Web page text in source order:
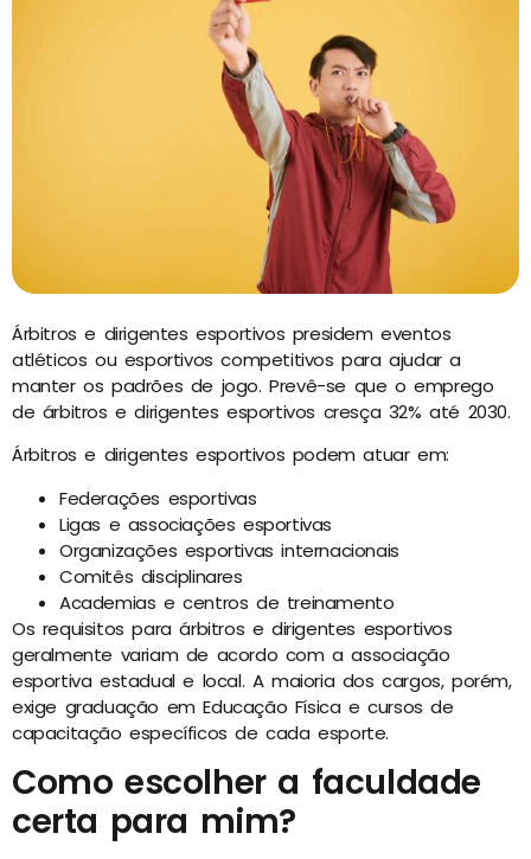
Árbitros e dirigentes esportivos presidem eventos
atléticos ou esportivos competitivos para ajudar a
manter os padrões de jogo. Prevê-se que o emprego
de árbitros e dirigentes esportivos cresça 32% até 2030.
Árbitros e dirigentes esportivos podem atuar em:
Federações esportivas
Ligas e associações esportivas
Organizações esportivas internacionais
Comitês disciplinares
Academias e centros de treinamento
Os requisitos para árbitros e dirigentes esportivos
geralmente variam de acordo com a associação
esportiva estadual e local. A maioria dos cargos, porém,
exige graduação em Educação Física e cursos de
capacitação específicos de cada esporte.
Como escolher a faculdade
certa para mim?